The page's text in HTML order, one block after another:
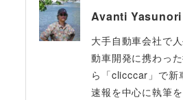
Avanti Yasunori
大手自動車会社で
動車開発に携わっ
ら「clicccar」で新
速報を中心に執筆